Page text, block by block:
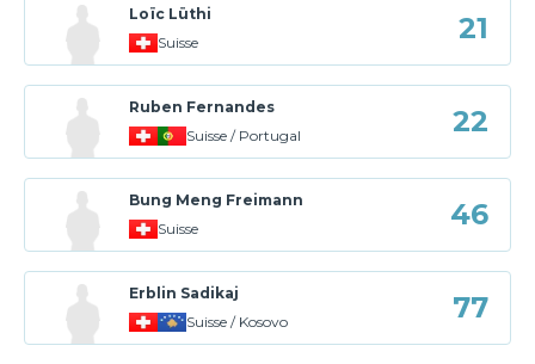
Loïc Lüthi
Suisse
21
Ruben Fernandes
Suisse / Portugal
22
Bung Meng Freimann
Suisse
46
Erblin Sadikaj
Suisse / Kosovo
77